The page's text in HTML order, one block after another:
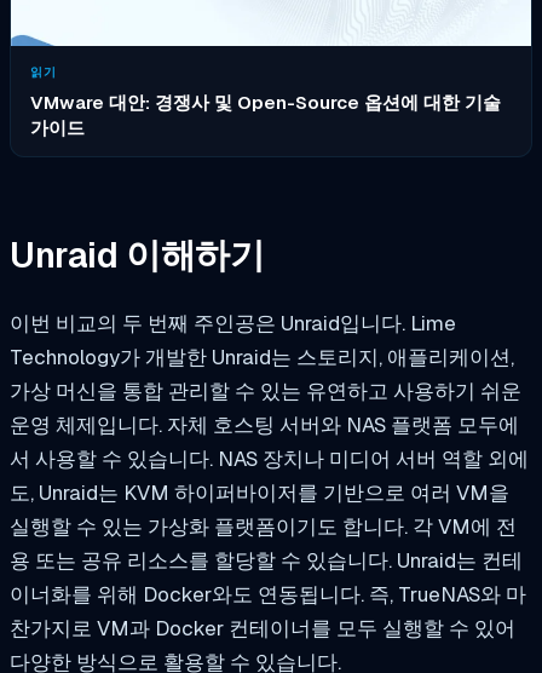
읽기
VMware 대안: 경쟁사 및 Open-Source 옵션에 대한 기술
가이드
Unraid 이해하기
이번 비교의 두 번째 주인공은 Unraid입니다. Lime
Technology가 개발한 Unraid는 스토리지, 애플리케이션,
가상 머신을 통합 관리할 수 있는 유연하고 사용하기 쉬운
운영 체제입니다. 자체 호스팅 서버와 NAS 플랫폼 모두에
서 사용할 수 있습니다. NAS 장치나 미디어 서버 역할 외에
도, Unraid는 KVM 하이퍼바이저를 기반으로 여러 VM을
실행할 수 있는 가상화 플랫폼이기도 합니다. 각 VM에 전
용 또는 공유 리소스를 할당할 수 있습니다. Unraid는 컨테
이너화를 위해 Docker와도 연동됩니다. 즉, TrueNAS와 마
찬가지로 VM과 Docker 컨테이너를 모두 실행할 수 있어
다양한 방식으로 활용할 수 있습니다.